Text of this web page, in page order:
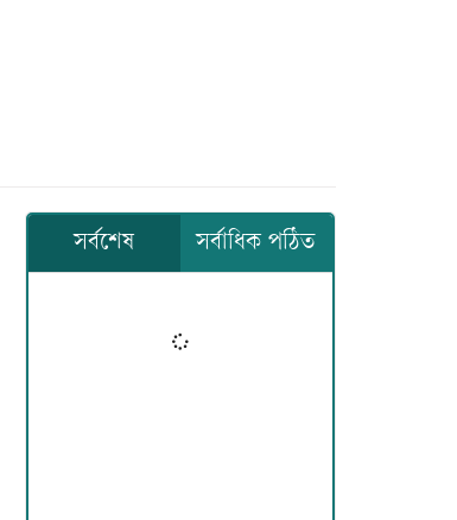
সর্বশেষ সর্বাধিক পঠিত